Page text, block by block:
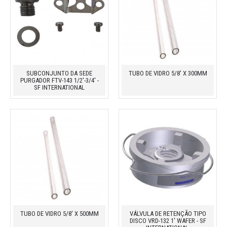
SUBCONJUNTO DA SEDE
PURGADOR FTV-143 1/2'-3/4' -
SF INTERNATIONAL
TUBO DE VIDRO 5/8' X 300MM
TUBO DE VIDRO 5/8' X 500MM
VÁLVULA DE RETENÇÃO TIPO
DISCO VRD-132 1' WAFER - SF